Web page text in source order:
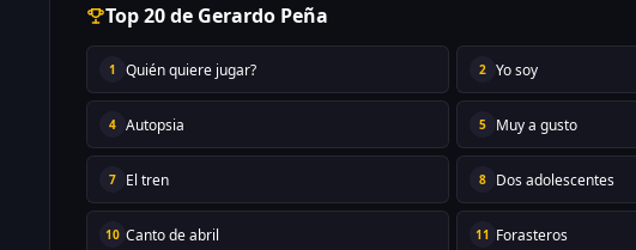
Top 20 de Gerardo Peña
1 Quién quiere jugar? 2 Yo soy
4 Autopsia 5 Muy a gusto
7 El tren 8 Dos adolescentes
10 Canto de abril 11 Forasteros